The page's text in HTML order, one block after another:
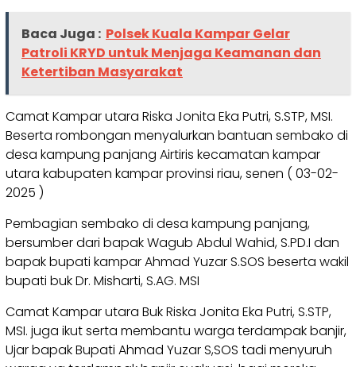
Baca Juga : Polsek Kuala Kampar Gelar
Patroli KRYD untuk Menjaga Keamanan dan
Ketertiban Masyarakat
Camat Kampar utara Riska Jonita Eka Putri, S.STP, MSI.
Beserta rombongan menyalurkan bantuan sembako di
desa kampung panjang Airtiris kecamatan kampar
utara kabupaten kampar provinsi riau, senen ( 03-02-
2025 )
Pembagian sembako di desa kampung panjang,
bersumber dari bapak Wagub Abdul Wahid, S.PD.I dan
bapak bupati kampar Ahmad Yuzar S.SOS beserta wakil
bupati buk Dr. Misharti, S.AG. MSI
Camat Kampar utara Buk Riska Jonita Eka Putri, S.STP,
MSI. juga ikut serta membantu warga terdampak banjir,
Ujar bapak Bupati Ahmad Yuzar S,SOS tadi menyuruh